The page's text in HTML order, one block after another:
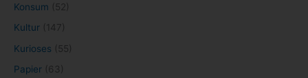
Konsum (52)
Kultur (147)
Kurioses (55)
Papier (63)